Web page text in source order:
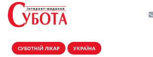
СУБОТНІЙ ЛІКАР УКРАЇНА